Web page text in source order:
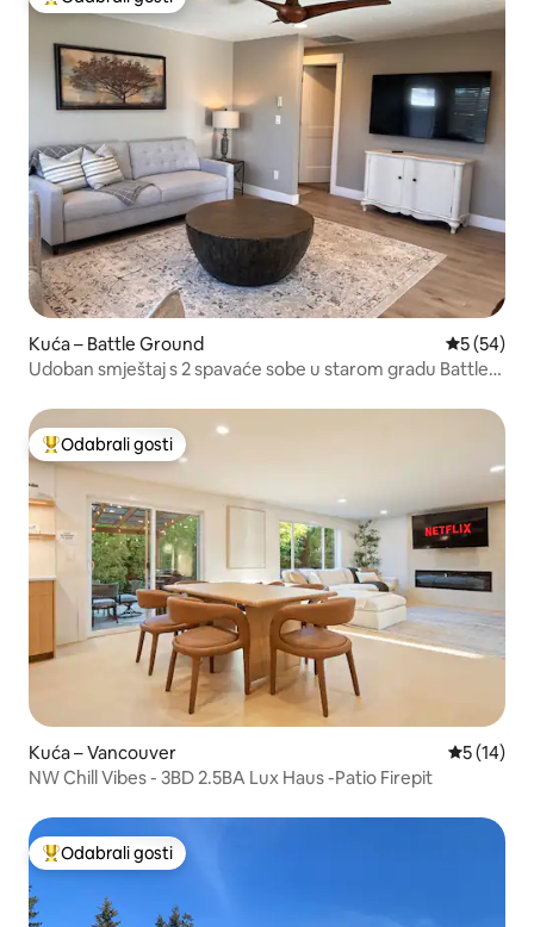
Među najviše rangiranima s oznakom „Odabrali gosti”
Kuća – Battle Ground Prosječna
5 (54)
Udoban smještaj s 2 spavaće sobe u starom gradu Battle
Među najviše rangiranima s oznakom „Odabrali gosti”
Odabrali gosti
Kuća – Vancouver Prosječna
5 (14)
NW Chill Vibes - 3BD 2.5BA Lux Haus -Patio Firepit
Među najviše rangiranima s oznakom „Odabrali gosti”
Odabrali gosti